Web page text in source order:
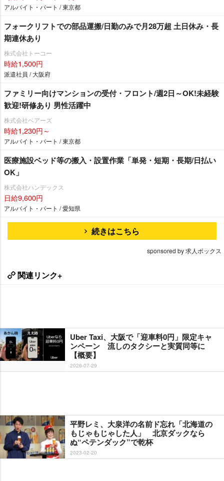
アルバイト・パート / 東京都
フォークリフトでの部品運搬/日勤のみで月28万超 土日休み・長
期連休あり
株式会社トーコー
時給1,500円
派遣社員 / 大阪府
ファミリー向けマンションの受付・フロント/週2日～OK!未経験
歓迎!研修あり 男性活躍中
株式会社ベアーズ
時給1,230円～
アルバイト・パート / 東京都
医療施設ベッド等の搬入・設置作業「単発・短期・長期/日払い
OK」
株式会社ハンデックス
日給9,600円
アルバイト・パート / 愛知県
続きはこちら
sponsored by 求人ボックス
関連リンク+
Uber Taxi、大阪で「迎車料0円」限定キャ
ンペーン 流しのタクシーと実質同等に
【概要】
2026-07-29
平野レミ、大泉洋の名前ド忘れ「北海道の
もじゃもじゃした人」 北京ダックなら
ぬ“ペテンダック”で乾杯
2023-02-20